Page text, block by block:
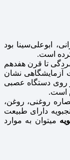
ابوعلی‌سینا بود
است.
تا قرن هفدهم
آزمایشگاهی نشان
روی دستگاه عصبی
است.
روغنی، روغن،
دارای طبیعت
میتوان به موارد